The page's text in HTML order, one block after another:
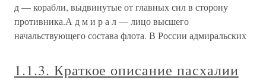
д — корабли, выдвинутые от главных сил в сторону
противника.А д м и р а л — лицо высшего
начальствующего состава флота. В России адмиральских
1.1.3. Краткое описание пасхалии